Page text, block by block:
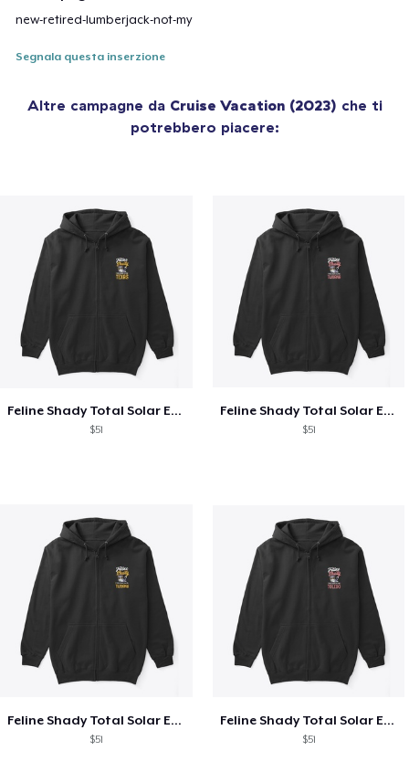
new-retired-lumberjack-not-my
Segnala questa inserzione
Altre campagne da Cruise Vacation (2023) che ti
potrebbero piacere:
Feline Shady Total Solar Eclipse Texas
$51
Feline Shady Total Solar Eclipse Tijuana
$51
Feline Shady Total Solar Eclipse Tijuana
$51
Feline Shady Total Solar Eclipse Toledo
$51